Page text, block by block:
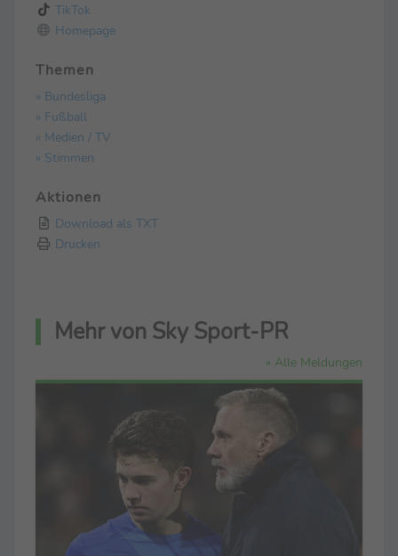
TikTok
Homepage
Themen
» Bundesliga
» Fußball
» Medien / TV
» Stimmen
Aktionen
Download als TXT
Drucken
Mehr von Sky Sport-PR
» Alle Meldungen